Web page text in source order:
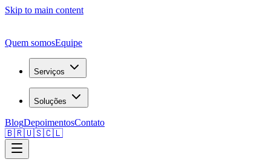
Skip to main content
Quem somosEquipe
Serviços
Soluções
BlogDepoimentosContato
🇧🇷🇺🇸🇨🇱